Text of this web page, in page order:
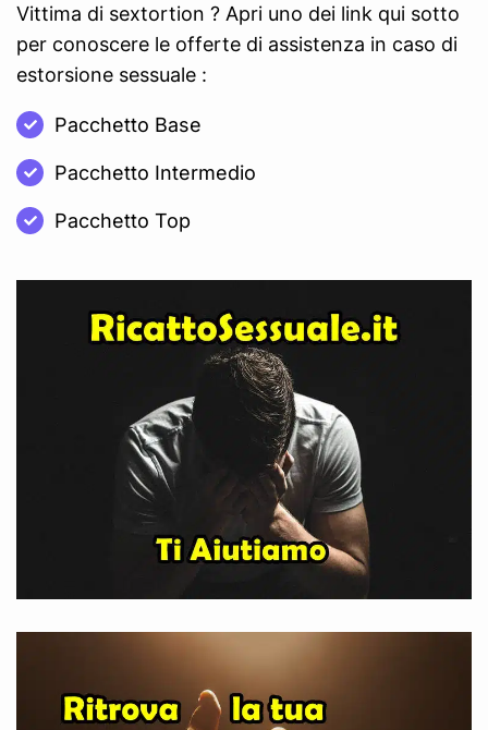
Vittima di sextortion ? Apri uno dei link qui sotto
per conoscere le offerte di assistenza in caso di
estorsione sessuale :
Pacchetto Base
Pacchetto Intermedio
Pacchetto Top